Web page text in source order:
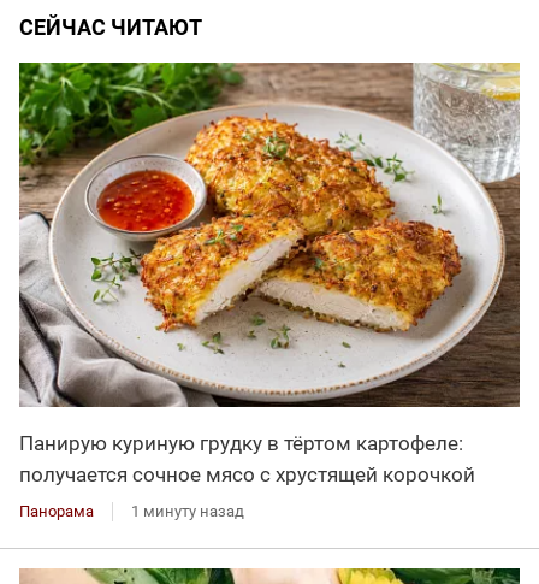
СЕЙЧАС ЧИТАЮТ
Панирую куриную грудку в тёртом картофеле:
получается сочное мясо с хрустящей корочкой
Панорама 1 минуту назад